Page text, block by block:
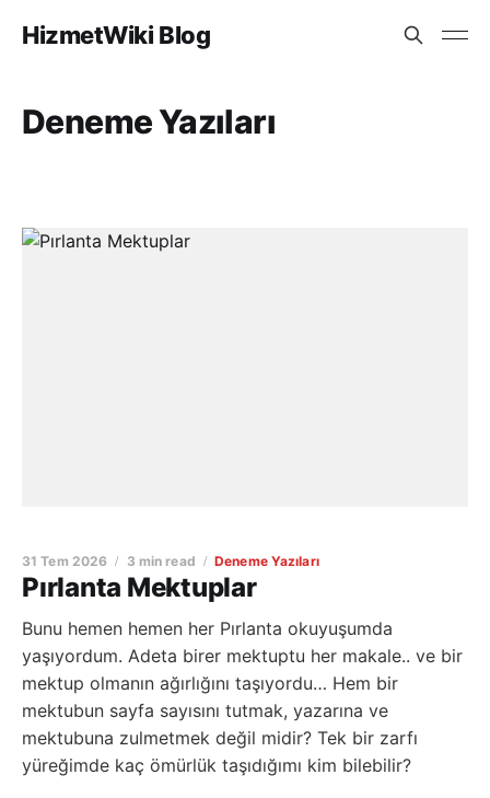
HizmetWiki Blog
Deneme Yazıları
Pırlanta Mektuplar
31 Tem 2026 3 min read Deneme Yazıları
Bunu hemen hemen her Pırlanta okuyuşumda
yaşıyordum. Adeta birer mektuptu her makale.. ve bir
mektup olmanın ağırlığını taşıyordu… Hem bir
mektubun sayfa sayısını tutmak, yazarına ve
mektubuna zulmetmek değil midir? Tek bir zarfı
yüreğimde kaç ömürlük taşıdığımı kim bilebilir?